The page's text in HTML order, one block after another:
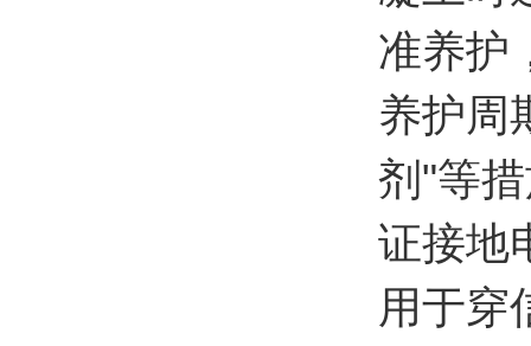
准养护
养护周
剂"等
证接地
用于穿